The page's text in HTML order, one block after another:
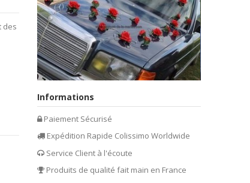
des
Informations
Paiement Sécurisé
Expédition Rapide Colissimo Worldwide
Service Client à l'écoute
Produits de qualité fait main en France